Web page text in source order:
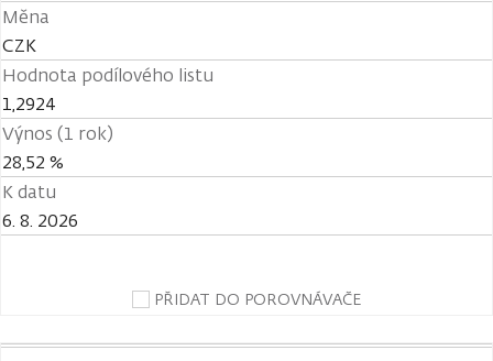
Měna
CZK
Hodnota podílového listu
1,2924
Výnos (1 rok)
28,52 %
K datu
6. 8. 2026
PŘIDAT DO POROVNÁVAČE